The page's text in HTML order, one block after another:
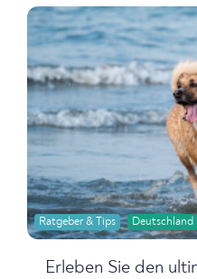
Ratgeber & Tips Deutschland
Erleben Sie den